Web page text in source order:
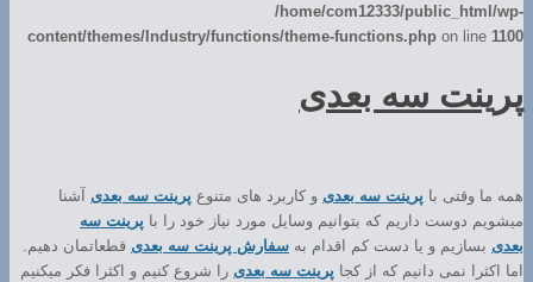
/home/com12333/public_html/wp-
content/themes/Industry/functions/theme-functions.php on line 1100
پرینت سه بعدی
همه ما وقتی با پرینت سه بعدی و کاربرد های متنوع پرینت سه بعدی آشنا
میشویم دوست داریم که بتوانیم وسایل مورد نیاز خود را با پرینت سه
بعدی بسازیم و یا دست کم اقدام به سفارش پرینت سه بعدی قطعاتمان دهیم.
اما اکثرا نمی دانیم که از کجا پرینت سه بعدی را شروع کنیم و اکثرا فکر میکنیم